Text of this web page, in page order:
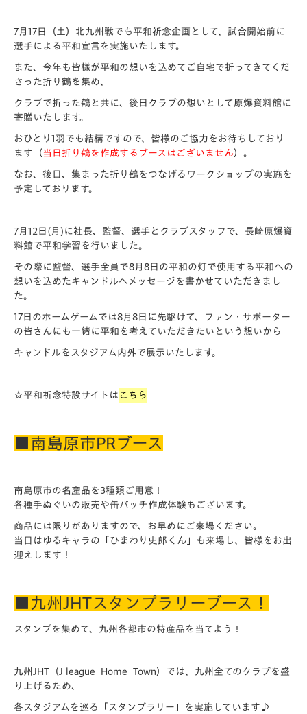
7月17日（土）北九州戦でも平和祈念企画として、試合開始前に
選手による平和宣言を実施いたします。
また、今年も皆様が平和の想いを込めてご自宅で折ってきてくだ
さった折り鶴を集め、
クラブで折った鶴と共に、後日クラブの想いとして原爆資料館に
寄贈いたします。
おひとり1羽でも結構ですので、皆様のご協力をお待ちしており
ます（ 当日折り鶴を作成するブースはございません）。
なお、後日、集まった折り鶴をつなげるワークショップの実施を
予定しております。
7月12日(月)に社長、監督、選手とクラブスタッフで、長崎原爆資
料館で平和学習を行いました。
その際に監督、選手全員で8月8日の平和の灯で使用する平和への
想いを込めたキャンドルへメッセージを書かせていただきまし
た。
17日のホームゲームでは8月8日に先駆けて、ファン・サポーター
の皆さんにも一緒に平和を考えていただきたいという想いから
キャンドルをスタジアム内外で展示いたします。
☆平和祈念特設サイトは こちら
■南島原市PRブース
南島原市の名産品を3種類ご用意！
各種手ぬぐいの販売や缶バッチ作成体験もございます。
商品には限りがありますので、お早めにご来場ください。
当日はゆるキャラの「ひまわり史郎くん」も来場し、皆様をお出
迎えします！
■九州JHTスタンプラリーブース！
スタンプを集めて、九州各都市の特産品を当てよう！
九州JHT（J league Home Town）では、九州全てのクラブを盛
り上げるため、
各スタジアムを巡る「スタンプラリー」を実施しています♪